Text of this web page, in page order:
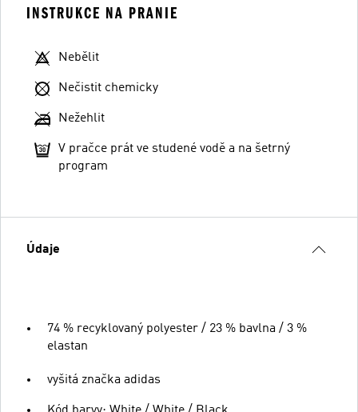
INSTRUKCE NA PRANIE
Nebělit
Nečistit chemicky
Nežehlit
V pračce prát ve studené vodě a na šetrný
program
Údaje
74 % recyklovaný polyester / 23 % bavlna / 3 %
elastan
vyšitá značka adidas